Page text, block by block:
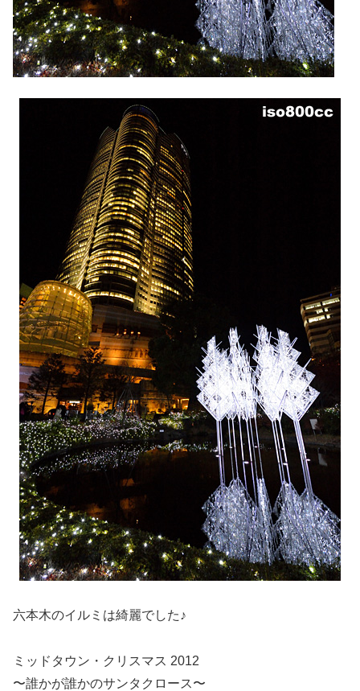
六本木のイルミは綺麗でした♪
ミッドタウン・クリスマス 2012
〜誰かが誰かのサンタクロース〜